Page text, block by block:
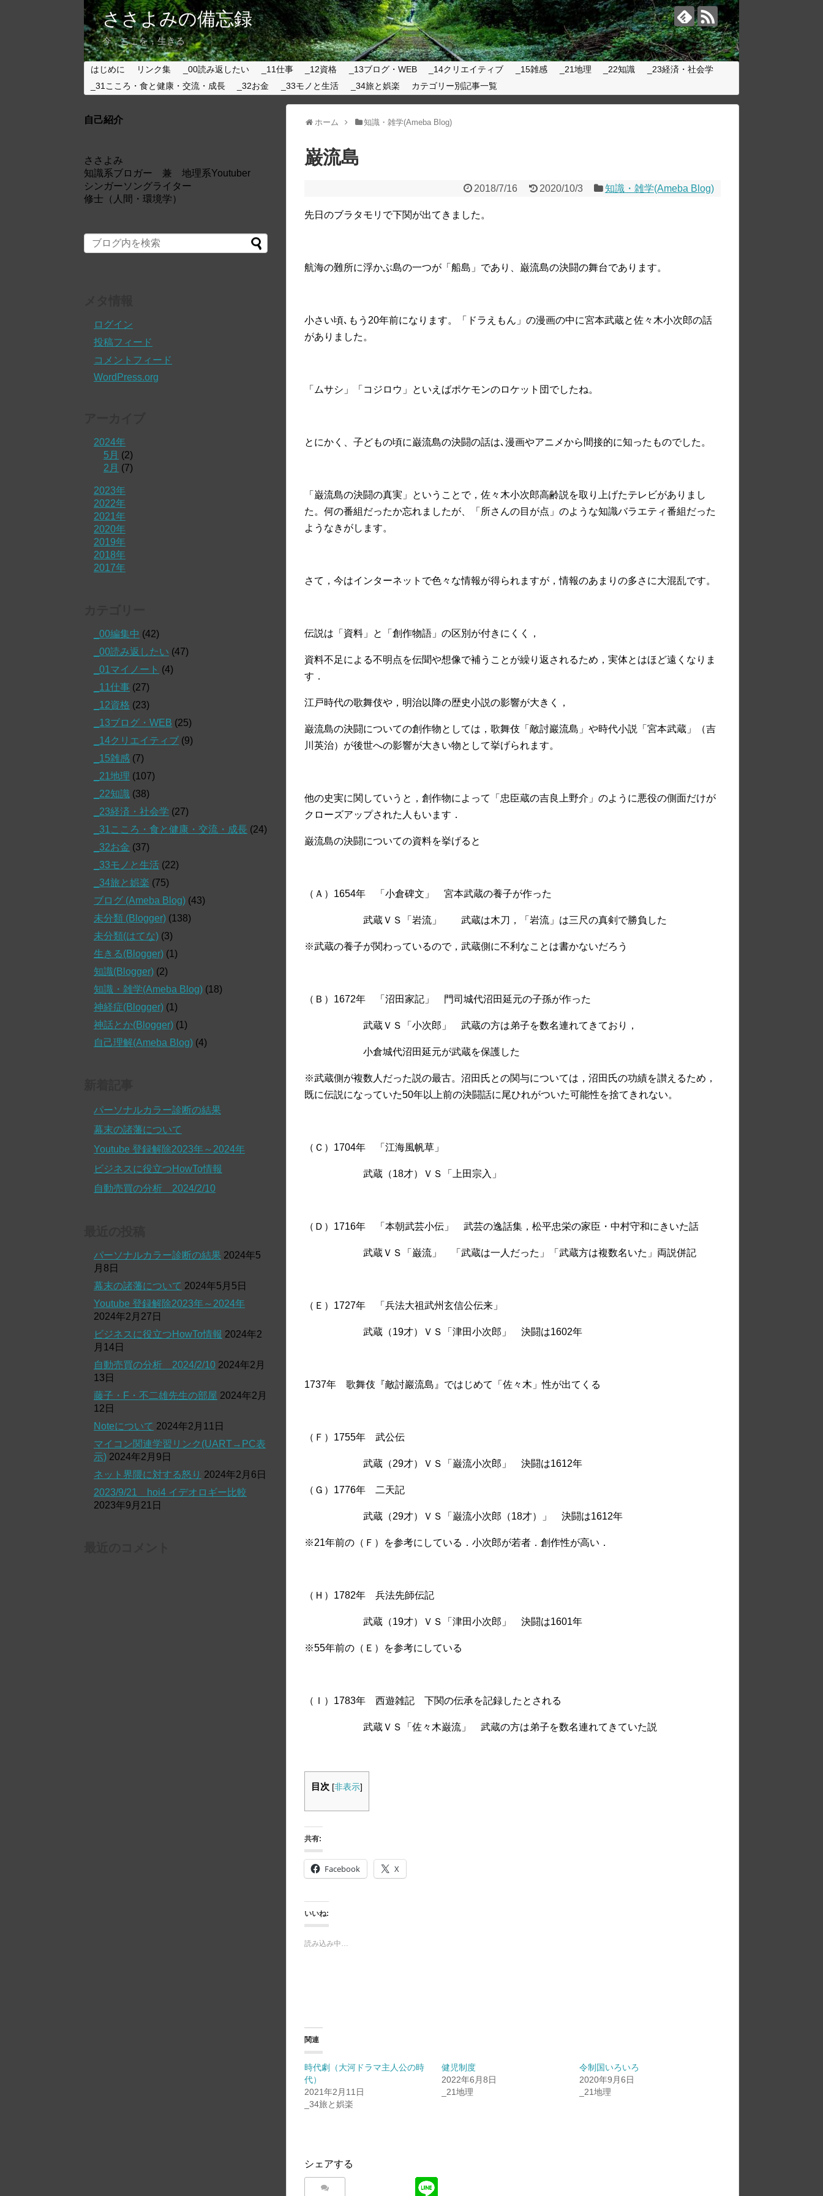
ささよみの備忘録
今，ここを，生きる
はじめに リンク集 _00読み返したい _11仕事 _12資格 _13ブログ・WEB _14クリエイティブ _15雑感 _21地理 _22知識
_23経済・社会学
_31こころ・食と健康・交流・成長
_32お金 _33モノと生活 _34旅と娯楽 カテゴリー別記事一覧
ホーム 知識・雑学(Ameba Blog)
巌流島
2018/7/16 2020/10/3 知識・雑学(Ameba Blog)
先日のブラタモリで下関が出てきました。
航海の難所に浮かぶ島の一つが「船島」であり、巌流島の決闘の舞台であります。
小さい頃､もう20年前になります。「ドラえもん」の漫画の中に宮本武蔵と佐々木小次郎の話
がありました。
「ムサシ」「コジロウ」といえばポケモンのロケット団でしたね。
とにかく、子どもの頃に巌流島の決闘の話は､漫画やアニメから間接的に知ったものでした。
「巌流島の決闘の真実」ということで，佐々木小次郎高齢説を取り上げたテレビがありまし
た。何の番組だったか忘れましたが、「所さんの目が点」のような知識バラエティ番組だった
ようなきがします。
さて，今はインターネットで色々な情報が得られますが，情報のあまりの多さに大混乱です。
伝説は「資料」と「創作物語」の区別が付きにくく，
資料不足による不明点を伝聞や想像で補うことが繰り返されるため，実体とはほど遠くなりま
す．
江戸時代の歌舞伎や，明治以降の歴史小説の影響が大きく，
巌流島の決闘についての創作物としては，歌舞伎「敵討巖流島」や時代小説「宮本武蔵」（吉
川英治）が後世への影響が大きい物として挙げられます。
他の史実に関していうと，創作物によって「忠臣蔵の吉良上野介」のように悪役の側面だけが
クローズアップされた人もいます．
巌流島の決闘についての資料を挙げると
（Ａ）1654年 「小倉碑文」 宮本武蔵の養子が作った
武蔵ＶＳ「岩流」 武蔵は木刀，「岩流」は三尺の真剣で勝負した
※武蔵の養子が関わっているので，武蔵側に不利なことは書かないだろう
（Ｂ）1672年 「沼田家記」 門司城代沼田延元の子孫が作った
武蔵ＶＳ「小次郎」 武蔵の方は弟子を数名連れてきており，
小倉城代沼田延元が武蔵を保護した
※武蔵側が複数人だった説の最古。沼田氏との関与については，沼田氏の功績を讃えるため，
既に伝説になっていた50年以上前の決闘話に尾ひれがついた可能性を捨てきれない。
（Ｃ）1704年 「江海風帆草」
武蔵（18才）ＶＳ「上田宗入」
（Ｄ）1716年 「本朝武芸小伝」 武芸の逸話集，松平忠栄の家臣・中村守和にきいた話
武蔵ＶＳ「巌流」 「武蔵は一人だった」「武蔵方は複数名いた」両説併記
（Ｅ）1727年 「兵法大祖武州玄信公伝来」
武蔵（19才）ＶＳ「津田小次郎」 決闘は1602年
1737年 歌舞伎『敵討巖流島』ではじめて「佐々木」性が出てくる
（Ｆ）1755年 武公伝
武蔵（29才）ＶＳ「巌流小次郎」 決闘は1612年
（Ｇ）1776年 二天記
武蔵（29才）ＶＳ「巌流小次郎（18才）」 決闘は1612年
※21年前の（Ｆ）を参考にしている．小次郎が若者．創作性が高い．
（Ｈ）1782年 兵法先師伝記
武蔵（19才）ＶＳ「津田小次郎」 決闘は1601年
※55年前の（Ｅ）を参考にしている
（Ｉ）1783年 西遊雑記 下関の伝承を記録したとされる
武蔵ＶＳ「佐々木巌流」 武蔵の方は弟子を数名連れてきていた説
目次 [非表示]
共有:
Facebook X
いいね:
読み込み中…
関連
時代劇（大河ドラマ主人公の時
代）
2021年2月11日
_34旅と娯楽
健児制度
2022年6月8日
_21地理
令制国いろいろ
2020年9月6日
_21地理
シェアする
自己紹介
ささよみ
知識系ブロガー 兼 地理系Youtuber
シンガーソングライター
修士（人間・環境学）
ログイン
投稿フィード
コメントフィード
WordPress.org
2024年
5月 (2)
2月 (7)
2023年
2022年
2021年
2020年
2019年
2018年
2017年
_00編集中 (42)
_00読み返したい (47)
_01マイノート (4)
_11仕事 (27)
_12資格 (23)
_13ブログ・WEB (25)
_14クリエイティブ (9)
_15雑感 (7)
_21地理 (107)
_22知識 (38)
_23経済・社会学 (27)
_31こころ・食と健康・交流・成長 (24)
_32お金 (37)
_33モノと生活 (22)
_34旅と娯楽 (75)
ブログ (Ameba Blog) (43)
未分類 (Blogger) (138)
未分類(はてな) (3)
生きる(Blogger) (1)
知識(Blogger) (2)
知識・雑学(Ameba Blog) (18)
神経症(Blogger) (1)
神話とか(Blogger) (1)
自己理解(Ameba Blog) (4)
パーソナルカラー診断の結果
幕末の諸藩について
Youtube 登録解除2023年～2024年
ビジネスに役立つHowTo情報
自動売買の分析 2024/2/10
パーソナルカラー診断の結果 2024年5
月8日
幕末の諸藩について 2024年5月5日
Youtube 登録解除2023年～2024年
2024年2月27日
ビジネスに役立つHowTo情報 2024年2
月14日
自動売買の分析 2024/2/10 2024年2月
13日
藤子・F・不二雄先生の部屋 2024年2月
12日
Noteについて 2024年2月11日
マイコン関連学習リンク(UART→PC表
示) 2024年2月9日
ネット界隈に対する怒り 2024年2月6日
2023/9/21 hoi4 イデオロギー比較
2023年9月21日